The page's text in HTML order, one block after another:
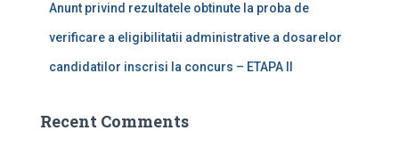
Anunt privind rezultatele obtinute la proba de
verificare a eligibilitatii administrative a dosarelor
candidatilor inscrisi la concurs – ETAPA II
Recent Comments